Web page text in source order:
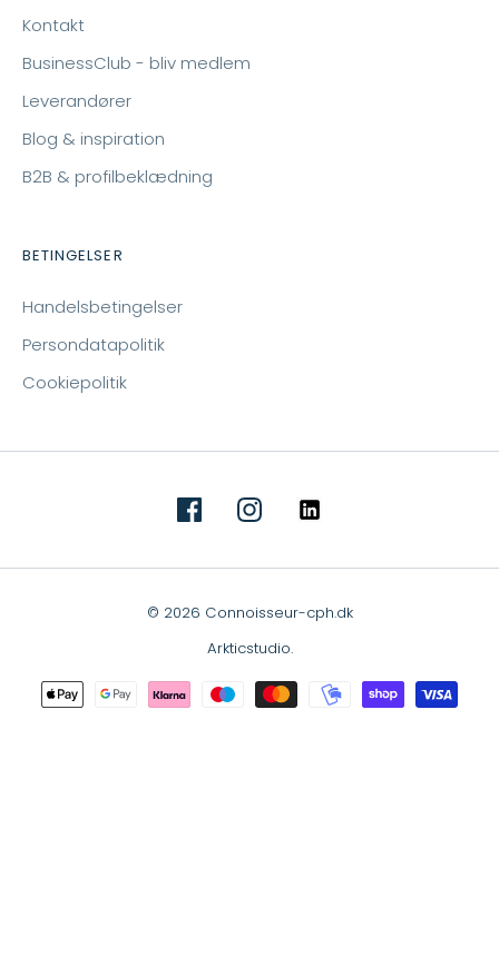
Kontakt
BusinessClub - bliv medlem
Leverandører
Blog & inspiration
B2B & profilbeklædning
BETINGELSER
Handelsbetingelser
Persondatapolitik
Cookiepolitik
© 2026 Connoisseur-cph.dk
Arkticstudio.